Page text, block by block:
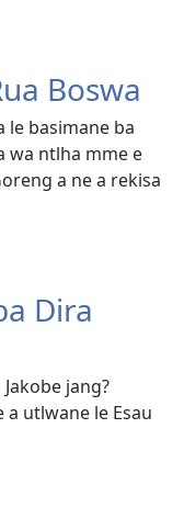
Boswa
le basimane ba
wa ntlha mme e
a ne a rekisa
Dira
jang?
a utlwane le Esau